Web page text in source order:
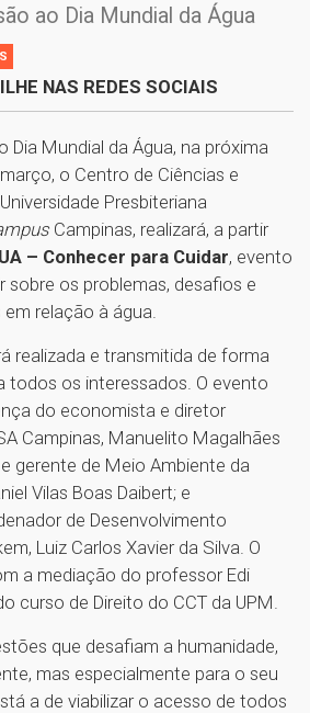
ao Dia Mundial da Água
NAS REDES SOCIAIS
Dia Mundial da Água, na próxima
o Centro de Ciências e
Presbiteriana
Campinas, realizará, a partir
– Conhecer para Cuidar, evento
sobre os problemas, desafios e
relação à água.
realizada e transmitida de forma
todos os interessados. O evento
do economista e diretor
Campinas, Manuelito Magalhães
gerente de Meio Ambiente da
Vilas Boas Daibert; e
de Desenvolvimento
Luiz Carlos Xavier da Silva. O
a mediação do professor Edi
curso de Direito do CCT da UPM.
que desafiam a humanidade,
mas especialmente para o seu
a de viabilizar o acesso de todos